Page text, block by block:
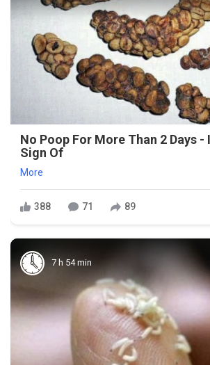
No Poop For More Than 2 Days -
Sign Of
More
388 71 89
7 h 54 min